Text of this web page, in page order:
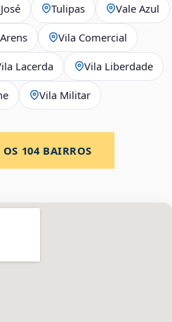
Tulipas Vale Azul
Vila Comercial
Lacerda Vila Liberdade
Vila Militar
104BAIRROS